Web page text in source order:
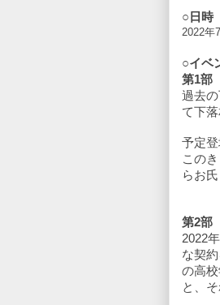
○ 日時
2022年7
○イベ
第1部
過去
て下
予定
この
らお
第2部
2022
な契
の高
と、